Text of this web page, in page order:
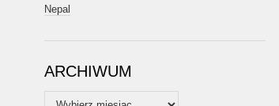
Nepal
ARCHIWUM
Archiwum